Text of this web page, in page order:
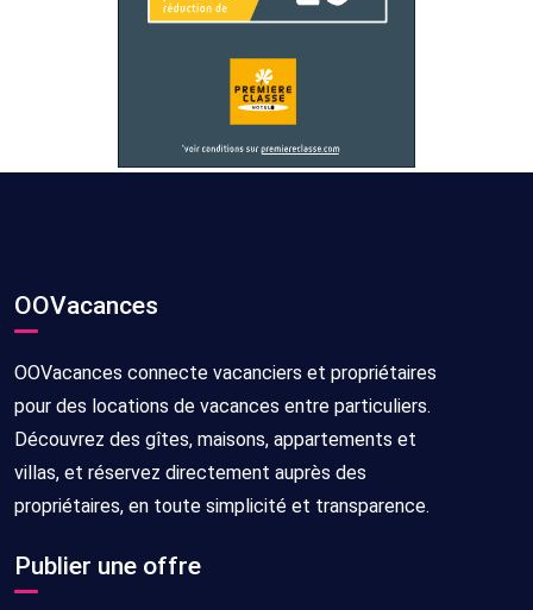
OOVacances
OOVacances connecte vacanciers et propriétaires
pour des locations de vacances entre particuliers.
Découvrez des gîtes, maisons, appartements et
villas, et réservez directement auprès des
propriétaires, en toute simplicité et transparence.
Publier une offre